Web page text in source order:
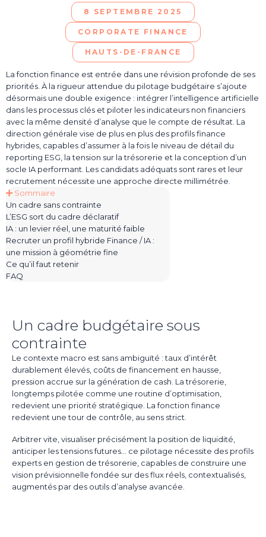
8 SEPTEMBRE 2025
CORPORATE FINANCE
HAUTS-DE-FRANCE
La fonction finance est entrée dans une révision profonde de ses
priorités. À la rigueur attendue du pilotage budgétaire s’ajoute
désormais une double exigence : intégrer l’intelligence artificielle
dans les processus clés et piloter les indicateurs non financiers
avec la même densité d’analyse que le compte de résultat. La
direction générale vise de plus en plus des profilsfinance
hybrides, capables d’assumer à la fois le niveau de détail du
reporting ESG, la tension sur la trésorerie et la conception d’un
socle IA performant. Les candidats adéquats sont rares et leur
recrutement nécessite une approche directe millimétrée.
Sommaire
Un cadre sans contrainte
L’ESG sort du cadre déclaratif
IA : un levier réel, une maturité faible
Recruter un profil hybride Finance / IA :
une mission à géométrie fine
Ce qu’il faut retenir
FAQ
Un cadre budgétaire sous
contrainte
Le contexte macro est sans ambiguïté : taux d’intérêt
durablement élevés, coûts de financement en hausse,
pression accrue sur la génération de cash. La trésorerie,
longtemps pilotée comme une routine d’optimisation,
redevient une priorité stratégique. La fonction finance
redevient une tour de contrôle, au sens strict.
Arbitrer vite, visualiser précisément la position de liquidité,
anticiper les tensions futures… ce pilotage nécessite des profils
experts en gestion de trésorerie, capables de construire une
vision prévisionnelle fondée sur des flux réels, contextualisés,
augmentés par des outils d’analyse avancée.